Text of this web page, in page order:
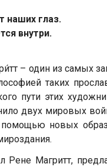
наших глаз.
внутри.
– один из самых
таких
пути этих
двух мировых
новых
Магритт,